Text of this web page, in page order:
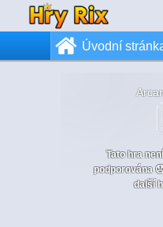
Úvodní
Tato hra
podporována
další